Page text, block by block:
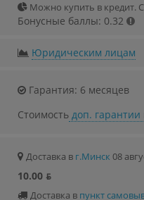
Можно купить в кредит.
Бонусные баллы: 0.32
Юридическим лицам
Гарантия: 6 месяцев
Стоимость доп. гарантии
Доставка в г.Минск 08
10.00 ƃ
Доставка в пункт